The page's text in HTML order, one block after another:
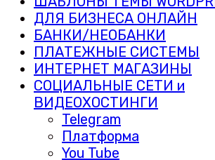
ДЛЯ БИЗНЕСА ОНЛАЙН
БАНКИ/НЕОБАНКИ
ПЛАТЕЖНЫЕ СИСТЕМЫ
ИНТЕРНЕТ МАГАЗИНЫ
СОЦИАЛЬНЫЕ СЕТИ и
ВИДЕОХОСТИНГИ
Telegram
Платформа
You Tube